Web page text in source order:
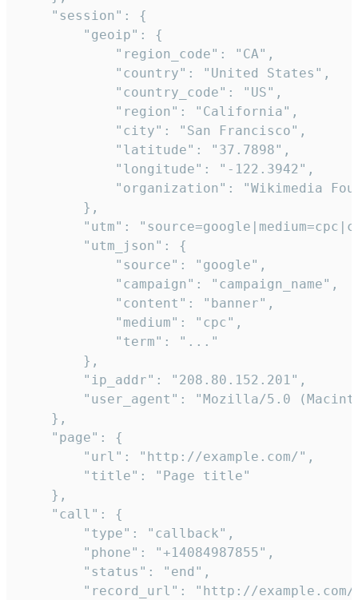
    "session": {
        "geoip": {
            "region_code": "CA",
            "country": "United States",
            "country_code": "US",
            "region": "California",
            "city": "San Francisco",
            "latitude": "37.7898",
            "longitude": "-122.3942",
"organization": "Wikimedia
        },
"utm":
        "utm_json": {
            "source": "google",
            "campaign": "campaign_name",
            "content": "banner",
            "medium": "cpc",
            "term": "..."
        },
        "ip_addr": "208.80.152.201",
"user_agent": "Mozilla/5.0
    },
    "page": {
        "url": "http://example.com/",
        "title": "Page title"
    },
    "call": {
        "type": "callback",
        "phone": "+14084987855",
        "status": "end",
"record_url": "http://